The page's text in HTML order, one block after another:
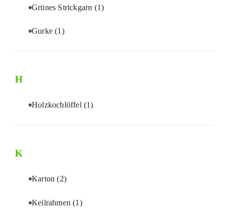
Grünes Strickgarn (1)
Gurke(1)
H
Holzkochlöffel (1)
K
Karton(2)
Keilrahmen(1)